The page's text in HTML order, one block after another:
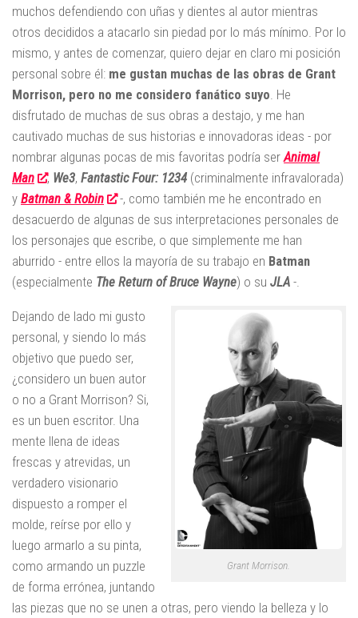
muchos defendiendo con uñas y dientes al autor mientras
otros decididos a atacarlo sin piedad por lo más mínimo. Por lo
mismo, y antes de comenzar, quiero dejar en claro mi posición
personal sobre él: me gustan muchas de las obras de Grant
Morrison, pero no me considero fanático suyo. He
disfrutado de muchas de sus obras a destajo, y me han
cautivado muchas de sus historias e innovadoras ideas - por
nombrar algunas pocas de mis favoritas podría serAnimal
Man
, We3, Fantastic Four: 1234(criminalmente infravalorada)
y Batman & Robin
-, como también me he encontrado en
desacuerdo de algunas de sus interpretaciones personales de
los personajes que escribe, o que simplemente me han
aburrido - entre ellos la mayoría de su trabajo en Batman
(especialmente The Return of Bruce Wayne) o su JLA -.
Grant Morrison.
Dejando de lado mi gusto
personal, y siendo lo más
objetivo que puedo ser,
¿considero un buen autor
o no a Grant Morrison? Si,
es un buen escritor. Una
mente llena de ideas
frescas y atrevidas, un
verdadero visionario
dispuesto a romper el
molde, reírse por ello y
luego armarlo a su pinta,
como armando un puzzle
de forma errónea, juntando
las piezas que no se unen a otras, pero viendo la belleza y lo